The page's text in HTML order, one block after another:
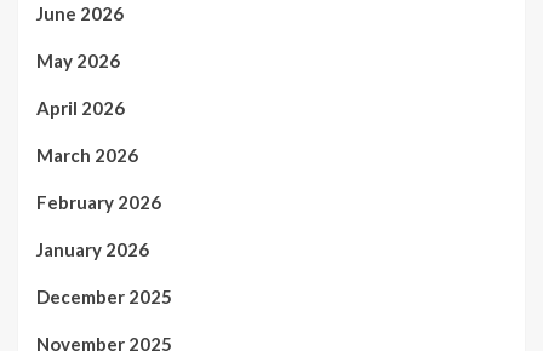
June 2026
May 2026
April 2026
March 2026
February 2026
January 2026
December 2025
November 2025